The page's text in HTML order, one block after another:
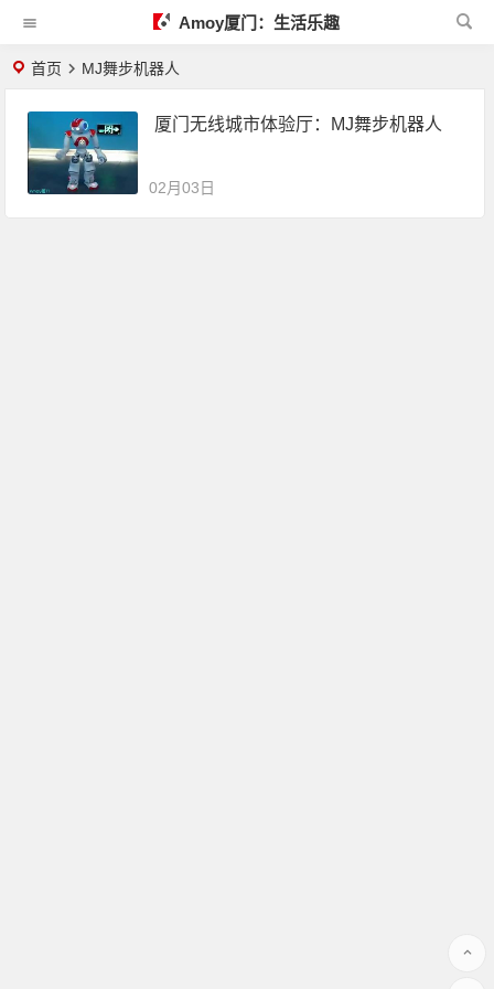
Amoy厦门：生活乐趣
首页 MJ舞步机器人
厦门无线城市体验厅：MJ舞步机器人
02月03日